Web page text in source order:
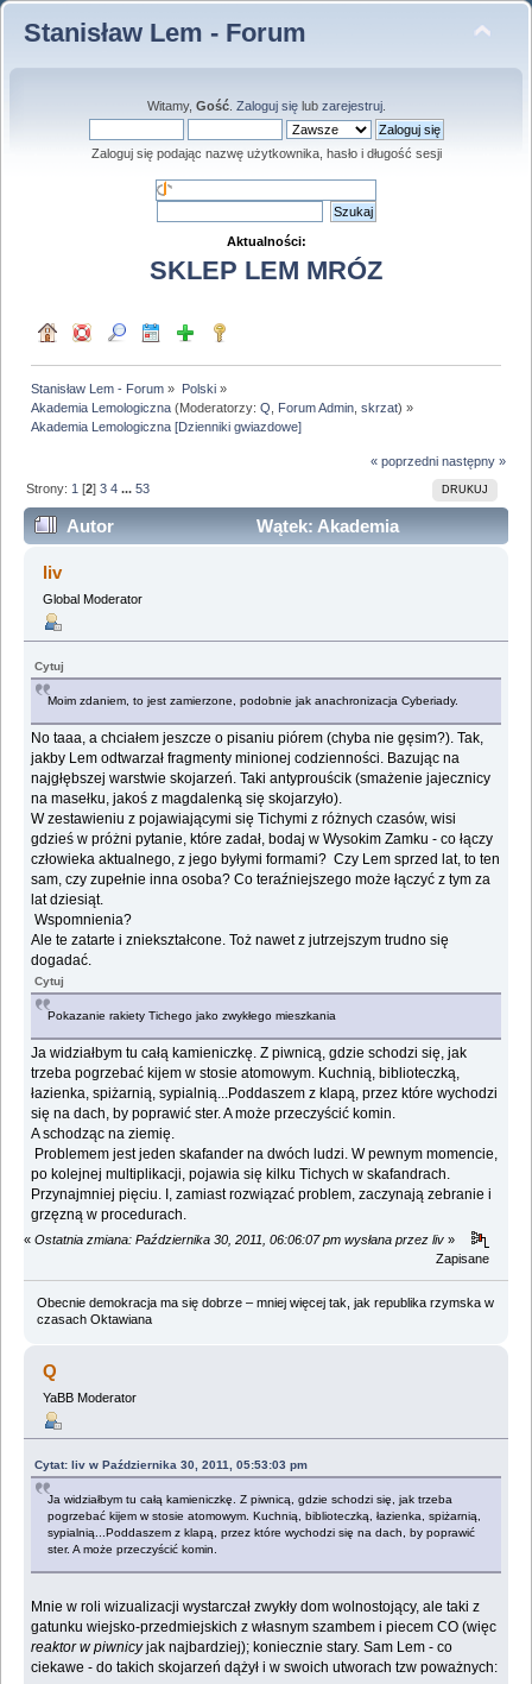
Stanisław Lem - Forum
Witamy, Gość. Zaloguj sięlub zarejestruj.
Zaloguj się podając nazwę użytkownika, hasło i długość sesji
Aktualności:
SKLEP LEM MRÓZ
Stanisław Lem - Forum » Polski»
Akademia Lemologiczna (Moderatorzy:Q Forum Admin ,skrzat) »
Akademia Lemologiczna [Dzienniki gwiazdowe]
« poprzedni następny »
DRUKUJ
Strony: 1 [2]3 4 ...53
Autor
Wątek: Akademia
Lemologiczna [Dzienniki gwiazdowe] (Przeczytany
2256644 razy)
liv
Global Moderator
Cytuj
Moim zdaniem, to jest zamierzone, podobnie jak anachronizacja Cyberiady.
No taaa, a chciałem jeszcze o pisaniu piórem (chyba nie gęsim?). Tak,
jakby Lem odtwarzał fragmenty minionej codzienności. Bazując na
najgłębszej warstwie skojarzeń. Taki antyprouścik (smażenie jajecznicy
na masełku, jakoś z magdalenką się skojarzyło).
W zestawieniu z pojawiającymi się Tichymi z różnych czasów, wisi
gdzieś w próżni pytanie, które zadał, bodaj w Wysokim Zamku - co łączy
człowieka aktualnego, z jego byłymi formami? Czy Lem sprzed lat, to ten
sam, czy zupełnie inna osoba? Co teraźniejszego może łączyć z tym za
lat dziesiąt.
Wspomnienia?
Ale te zatarte i zniekształcone. Toż nawet z jutrzejszym trudno się
dogadać.
Cytuj
Pokazanie rakiety Tichego jako zwykłego mieszkania
Ja widziałbym tu całą kamieniczkę. Z piwnicą, gdzie schodzi się, jak
trzeba pogrzebać kijem w stosie atomowym. Kuchnią, biblioteczką,
łazienka, spiżarnią, sypialnią...Poddaszem z klapą, przez które wychodzi
się na dach, by poprawić ster. A może przeczyścić komin.
A schodząc na ziemię.
Problemem jest jeden skafander na dwóch ludzi. W pewnym momencie,
po kolejnej multiplikacji, pojawia się kilku Tichych w skafandrach.
Przynajmniej pięciu. I, zamiast rozwiązać problem, zaczynają zebranie i
grzęzną w procedurach.
« Ostatnia zmiana: Października 30, 2011, 06:06:07 pm wysłana przez liv »
Zapisane
Obecnie demokracja ma się dobrze – mniej więcej tak, jak republika rzymska w
czasach Oktawiana
Q
YaBB Moderator
Cytat: liv w Października 30, 2011, 05:53:03 pm
Ja widziałbym tu całą kamieniczkę. Z piwnicą, gdzie schodzi się, jak trzeba
pogrzebać kijem w stosie atomowym. Kuchnią, biblioteczką, łazienka, spiżarnią,
sypialnią...Poddaszem z klapą, przez które wychodzi się na dach, by poprawić
ster. A może przeczyścić komin.
Mnie w roli wizualizacji wystarczał zwykły dom wolnostojący, ale taki z
gatunku wiejsko-przedmiejskich z własnym szambem i piecem CO (więc
reaktor w piwnicyjak najbardziej); koniecznie stary. Sam Lem - co
ciekawe - do takich skojarzeń dążył i w swoich utworach tzw poważnych: